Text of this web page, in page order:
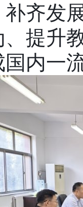
齐发
提升
内一